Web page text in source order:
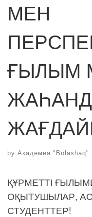
МЕН
ҒЫЛЫМ
by Академия "Bolashaq"
ҚҰРМЕТТІ
ОҚЫТУШЫЛАР,
СТУДЕНТТЕР!